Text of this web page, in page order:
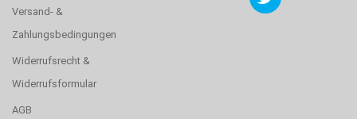
Versand- &
Zahlungsbedingungen
Widerrufsrecht &
Widerrufsformular
AGB